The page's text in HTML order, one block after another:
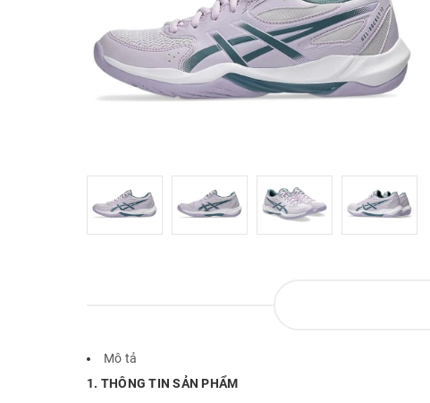
Mô tả
1. THÔNG TIN SẢN PHẨM